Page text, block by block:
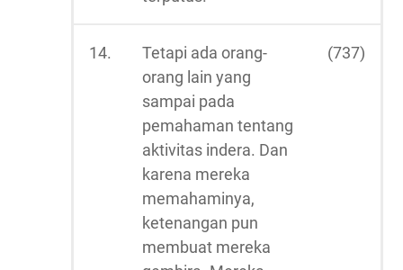
14.
Tetapi ada orang-
orang lain yang
sampai pada
pemahaman tentang
aktivitas indera. Dan
karena mereka
memahaminya,
ketenangan pun
membuat mereka
(737)